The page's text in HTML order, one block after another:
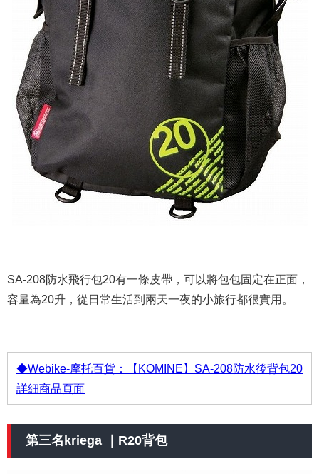
SA-208防水飛行包20有一條皮帶，可以將包包固定在正面，
容量為20升，從日常生活到兩天一夜的小旅行都很實用。
◆Webike-摩托百貨：【KOMINE】SA-208防水後背包20
詳細商品頁面
第三名kriega ｜R20背包